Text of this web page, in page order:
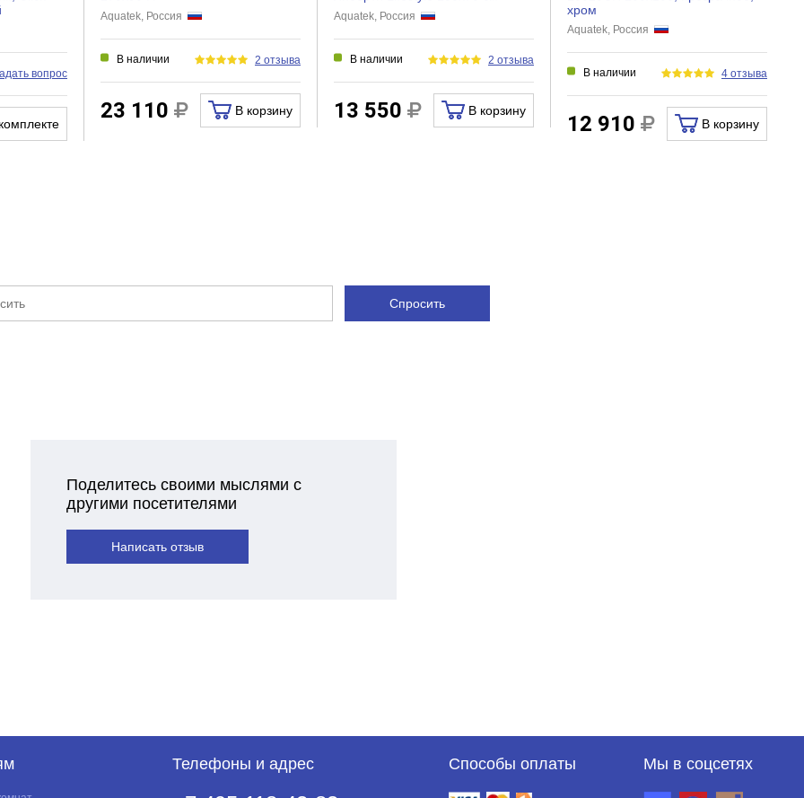
вопрос
Aquatek, Россия
В наличии 2 отзыва
23 110 В корзину
Aquatek, Россия
В наличии 2 отзыва
13 550 В корзину
хром
Aquatek, Россия
В наличии 4 отзыва
12 910 В корзину
Спросить
Поделитесь своими мыслями с
другими посетителями
Написать отзыв
Телефоны и адрес Способы оплаты Мы в соцсетях